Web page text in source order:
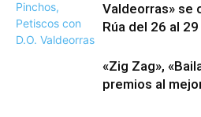
Valdeorras» se
Rúa del 26 al
«Zig Zag»,
premios al